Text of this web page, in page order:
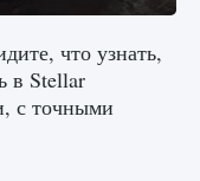
4
0 0
что узнать,
в Stellar
с точными